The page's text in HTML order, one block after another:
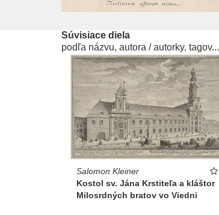
Súvisiace diela
podľa názvu, autora / autorky, tagov...
Salomon Kleiner
Kostol sv. Jána Krstiteľa a kláštor
Milosrdných bratov vo Viedni